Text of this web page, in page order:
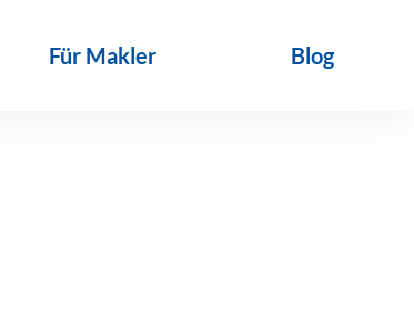
Für Makler Blog